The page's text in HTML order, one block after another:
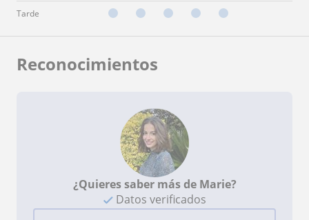
Tarde
Reconocimientos
¿Quieres saber más de Marie?
Datos verificados